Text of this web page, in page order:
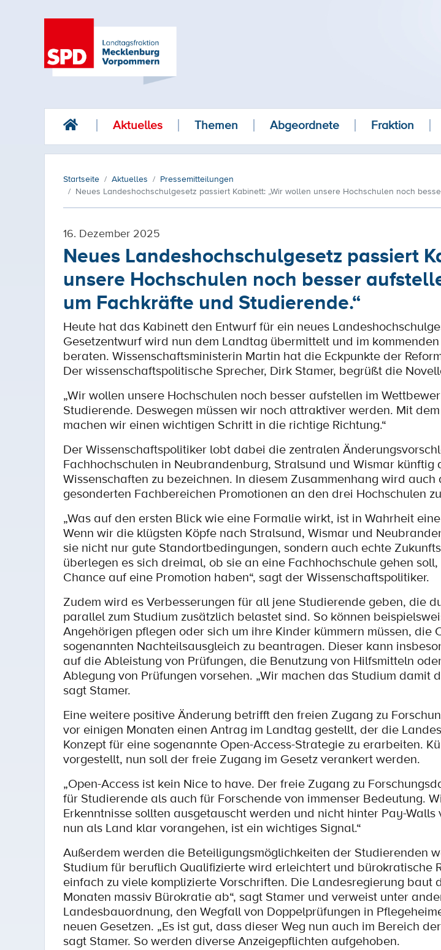
Aktuelles Themen Abgeordnete Fraktion
Startseite Aktuelles
Pressemitteilungen
Neues Landeshochschulgesetz passiert Kabinett: „Wir wollen unsere Hochschulen noch
16. Dezember 2025
Neues Landeshochschulgesetz passiert
unsere Hochschulen noch besser
um Fachkräfte und Studierende.“
Heute hat das Kabinett den Entwurf für ein neues
Gesetzentwurf wird nun dem Landtag übermittelt und im
beraten. Wissenschaftsministerin Martin hat die Eckpunkte der
Der wissenschaftspolitische Sprecher, Dirk Stamer, begrüßt die
„Wir wollen unsere Hochschulen noch besser aufstellen im
Studierende. Deswegen müssen wir noch attraktiver werden. Mit
machen wir einen wichtigen Schritt in die richtige Richtung.“
Der Wissenschaftspolitiker lobt dabei die zentralen
Fachhochschulen in Neubrandenburg, Stralsund und Wismar
Wissenschaften zu bezeichnen. In diesem Zusammenhang wird
gesonderten Fachbereichen Promotionen an den drei Hochschulen
„Was auf den ersten Blick wie eine Formalie wirkt, ist in Wahrheit
Wenn wir die klügsten Köpfe nach Stralsund, Wismar und
sie nicht nur gute Standortbedingungen, sondern auch echte
überlegen es sich dreimal, ob sie an eine Fachhochschule gehen
Chance auf eine Promotion haben“, sagt der Wissenschaftspolitiker.
Zudem wird es Verbesserungen für all jene Studierende geben, die
parallel zum Studium zusätzlich belastet sind. So können
Angehörigen pflegen oder sich um ihre Kinder kümmern müssen, die
sogenannten Nachteilsausgleich zu beantragen. Dieser kann
auf die Ableistung von Prüfungen, die Benutzung von Hilfsmitteln
Ablegung von Prüfungen vorsehen. „Wir machen das Studium damit
sagt Stamer.
Eine weitere positive Änderung betrifft den freien Zugang zu
vor einigen Monaten einen Antrag im Landtag gestellt, der die
Konzept für eine sogenannte Open-Access-Strategie zu erarbeiten.
vorgestellt, nun soll der freie Zugang im Gesetz verankert werden.
„Open-Access ist kein Nice to have. Der freie Zugang zu
für Studierende als auch für Forschende von immenser Bedeutung.
Erkenntnisse sollten ausgetauscht werden und nicht hinter Pay-
nun als Land klar vorangehen, ist ein wichtiges Signal.“
Außerdem werden die Beteiligungsmöglichkeiten der Studierenden
Studium für beruflich Qualifizierte wird erleichtert und bürokratische
einfach zu viele komplizierte Vorschriften. Die Landesregierung baut
Monaten massiv Bürokratie ab“, sagt Stamer und verweist unter
Landesbauordnung, den Wegfall von Doppelprüfungen in
neuen Gesetzen. „Es ist gut, dass dieser Weg nun auch im Bereich
sagt Stamer. So werden diverse Anzeigepflichten aufgehoben.